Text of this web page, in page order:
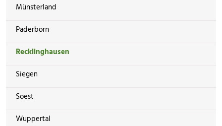
Münsterland
Paderborn
Recklinghausen
Siegen
Soest
Wuppertal